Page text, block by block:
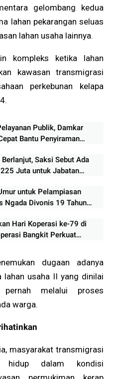
gelombang kedua
lahan pekarangan seluas
lahan usaha lainnya.
kompleks ketika lahan
kawasan transmigrasi
perkebunan kelapa
Publik, Damkar
Bantu Penyiraman
Saksi Sebut Ada
Juta untuk Jabatan
untuk Pelampiasan
Ngada Divonis 19 Tahun
Hari Koperasi ke-79 di
Bangkit Perkuat
dugaan adanya
lahan usaha II yang dinilai
melalui proses
warga.
masyarakat transmigrasi
dalam kondisi